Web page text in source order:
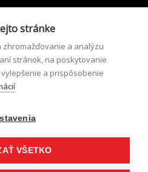
od zmluvy
stránke
zhromažďovanie a analýzu
stránok, na poskytovanie
a prispôsobenie
VŠETKO